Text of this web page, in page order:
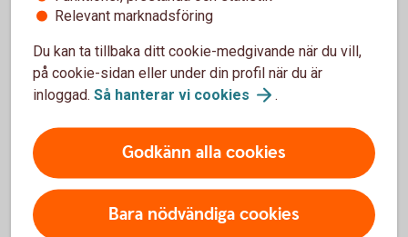
Kvittning av förluster och utgifter
i kapital – möjligt eller inte?
Kapitalförsäkring – NEJ
För kapitalförsäkringar är schablonskatten en definitiv
källskatt utan koppling till andra inkomster och utgifter. Det
betyder att den schablonmässiga avkastningen inte kan
Relevant marknadsföring
Du kan ta tillbaka ditt cookie-medgivande när du vill,
på cookie-sidan eller under din profil när du är
inloggad. Så hanterar vi cookies .
Godkänn alla cookies
Bara nödvändiga cookies